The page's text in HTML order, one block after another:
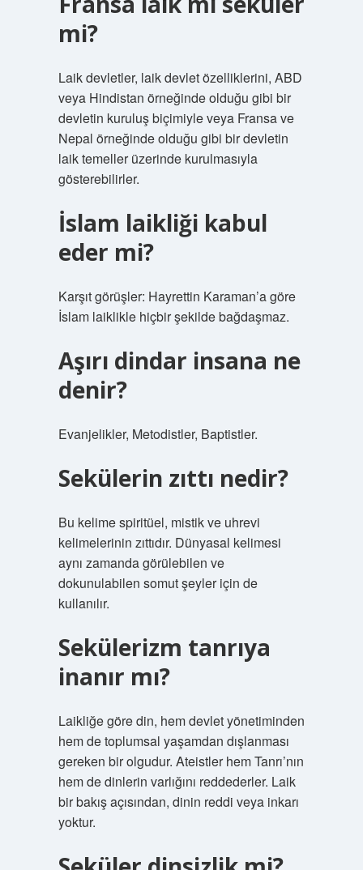
mi?
Laik devletler, laik devlet özelliklerini, ABD
veya Hindistan örneğinde olduğu gibi bir
devletin kuruluş biçimiyle veya Fransa ve
Nepal örneğinde olduğu gibi bir devletin
laik temeller üzerinde kurulmasıyla
gösterebilirler.
İslam laikliği kabul
eder mi?
Karşıt görüşler: Hayrettin Karaman’a göre
İslam laiklikle hiçbir şekilde bağdaşmaz.
Aşırı dindar insana ne
denir?
Evanjelikler, Metodistler, Baptistler.
Sekülerin zıttı nedir?
Bu kelime spiritüel, mistik ve uhrevi
kelimelerinin zıttıdır. Dünyasal kelimesi
aynı zamanda görülebilen ve
dokunulabilen somut şeyler için de
kullanılır.
Sekülerizm tanrıya
inanır mı?
Laikliğe göre din, hem devlet yönetiminden
hem de toplumsal yaşamdan dışlanması
gereken bir olgudur. Ateistler hem Tanrı’nın
hem de dinlerin varlığını reddederler. Laik
bir bakış açısından, dinin reddi veya inkarı
yoktur.